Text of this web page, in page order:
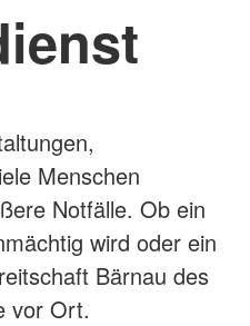
Menschen
Notfälle. Ob ein
wird oder ein
Bärnau des
vor Ort.